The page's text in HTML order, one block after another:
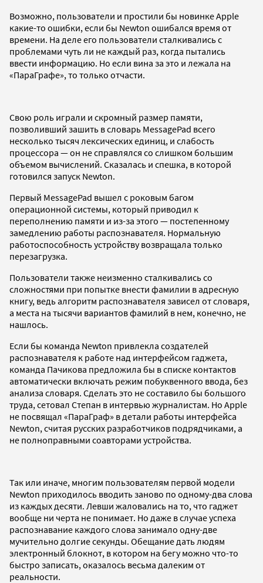
Возможно, пользователи и простили бы новинке Apple
какие-то ошибки, если бы Newton ошибался время от
времени. На деле его пользователи сталкивались с
проблемами чуть ли не каждый раз, когда пытались
ввести информацию. Но если вина за это и лежала на
«ПараГрафе», то только отчасти.
Свою роль играли и скромный размер памяти,
позволивший зашить в словарь MessagePad всего
несколько тысяч лексических единиц, и слабость
процессора — он не справлялся со слишком большим
объемом вычислений. Сказалась и спешка, в которой
готовился запуск Newton.
Первый MessagePad вышел с роковым багом
операционной системы, который приводил к
переполнению памяти и из-за этого — постепенному
замедлению работы распознавателя. Нормальную
работоспособность устройству возвращала только
перезагрузка.
Пользователи также неизменно сталкивались со
сложностями при попытке внести фамилии в адресную
книгу, ведь алгоритм распознавателя зависел от словаря,
а места на тысячи вариантов фамилий в нем, конечно, не
нашлось.
Если бы команда Newton привлекла создателей
распознавателя к работе над интерфейсом гаджета,
команда Пачикова предложила бы в списке контактов
автоматически включать режим побуквенного ввода, без
анализа словаря. Сделать это не составило бы большого
труда, сетовал Степан в интервью журналистам. Но Apple
не посвящал «ПараГраф» в детали работы интерфейса
Newton, считая русских разработчиков подрядчиками, а
не полноправными соавторами устройства.
Так или иначе, многим пользователям первой модели
Newton приходилось вводить заново по одному-два слова
из каждых десяти. Левши жаловались на то, что гаджет
вообще ни черта не понимает. Но даже в случае успеха
распознавание каждого слова занимало одну-две
мучительно долгие секунды. Обещание дать людям
электронный блокнот, в котором на бегу можно что-то
быстро записать, оказалось весьма далеким от
реальности.